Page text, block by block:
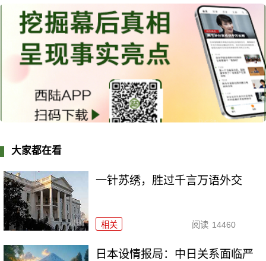
大家都在看
一针苏绣，胜过千言万语外交
相关 阅读 14460
日本设情报局：中日关系面临严